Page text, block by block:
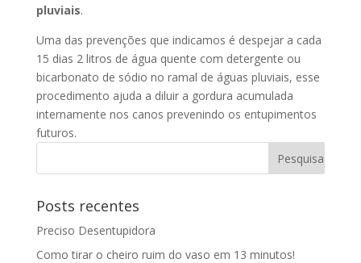
pluviais.
Uma das prevenções que indicamos é despejar a cada
15 dias 2 litros de água quente com detergente ou
bicarbonato de sódio no ramal de águas pluviais, esse
procedimento ajuda a diluir a gordura acumulada
internamente nos canos prevenindo os entupimentos
futuros.
Posts recentes
Preciso Desentupidora
Como tirar o cheiro ruim do vaso em 13 minutos!